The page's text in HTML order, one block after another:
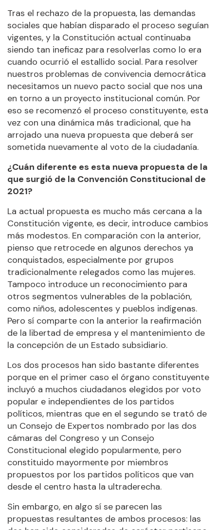
Tras el rechazo de la propuesta, las demandas
sociales que habían disparado el proceso seguían
vigentes, y la Constitución actual continuaba
siendo tan ineficaz para resolverlas como lo era
cuando ocurrió el estallido social. Para resolver
nuestros problemas de convivencia democrática
necesitamos un nuevo pacto social que nos una
en torno a un proyecto institucional común. Por
eso se recomenzó el proceso constituyente, esta
vez con una dinámica más tradicional, que ha
arrojado una nueva propuesta que deberá ser
sometida nuevamente al voto de la ciudadanía.
¿Cuán diferente es esta nueva propuesta de la
que surgió de la Convención Constitucional de
2021?
La actual propuesta es mucho más cercana a la
Constitución vigente, es decir, introduce cambios
más modestos. En comparación con la anterior,
pienso que retrocede en algunos derechos ya
conquistados, especialmente por grupos
tradicionalmente relegados como las mujeres.
Tampoco introduce un reconocimiento para
otros segmentos vulnerables de la población,
como niños, adolescentes y pueblos indígenas.
Pero sí comparte con la anterior la reafirmación
de la libertad de empresa y el mantenimiento de
la concepción de un Estado subsidiario.
Los dos procesos han sido bastante diferentes
porque en el primer caso el órgano constituyente
incluyó a muchos ciudadanos elegidos por voto
popular e independientes de los partidos
políticos, mientras que en el segundo se trató de
un Consejo de Expertos nombrado por las dos
cámaras del Congreso y un Consejo
Constitucional elegido popularmente, pero
constituido mayormente por miembros
propuestos por los partidos políticos que van
desde el centro hasta la ultraderecha.
Sin embargo, en algo sí se parecen las
propuestas resultantes de ambos procesos: las